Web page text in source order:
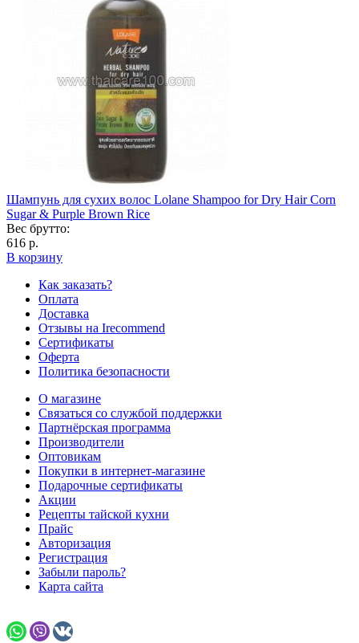
Шампунь для сухих волос Lolane Shampoo for Dry Hair Corn
Sugar & Purple Brown Rice
Вес брутто:
616 р.
В корзину
Как заказать?
Оплата
Доставка
Отзывы на Irecommend
Сертификаты
Оферта
Политика безопасности
О магазине
Связаться со службой поддержки
Партнёрская программа
Производители
Оптовикам
Покупки в интернет-магазине
Подарочные сертификаты
Акции
Рецепты тайской кухни
Прайс
Авторизация
Регистрация
Забыли пароль?
Карта сайта